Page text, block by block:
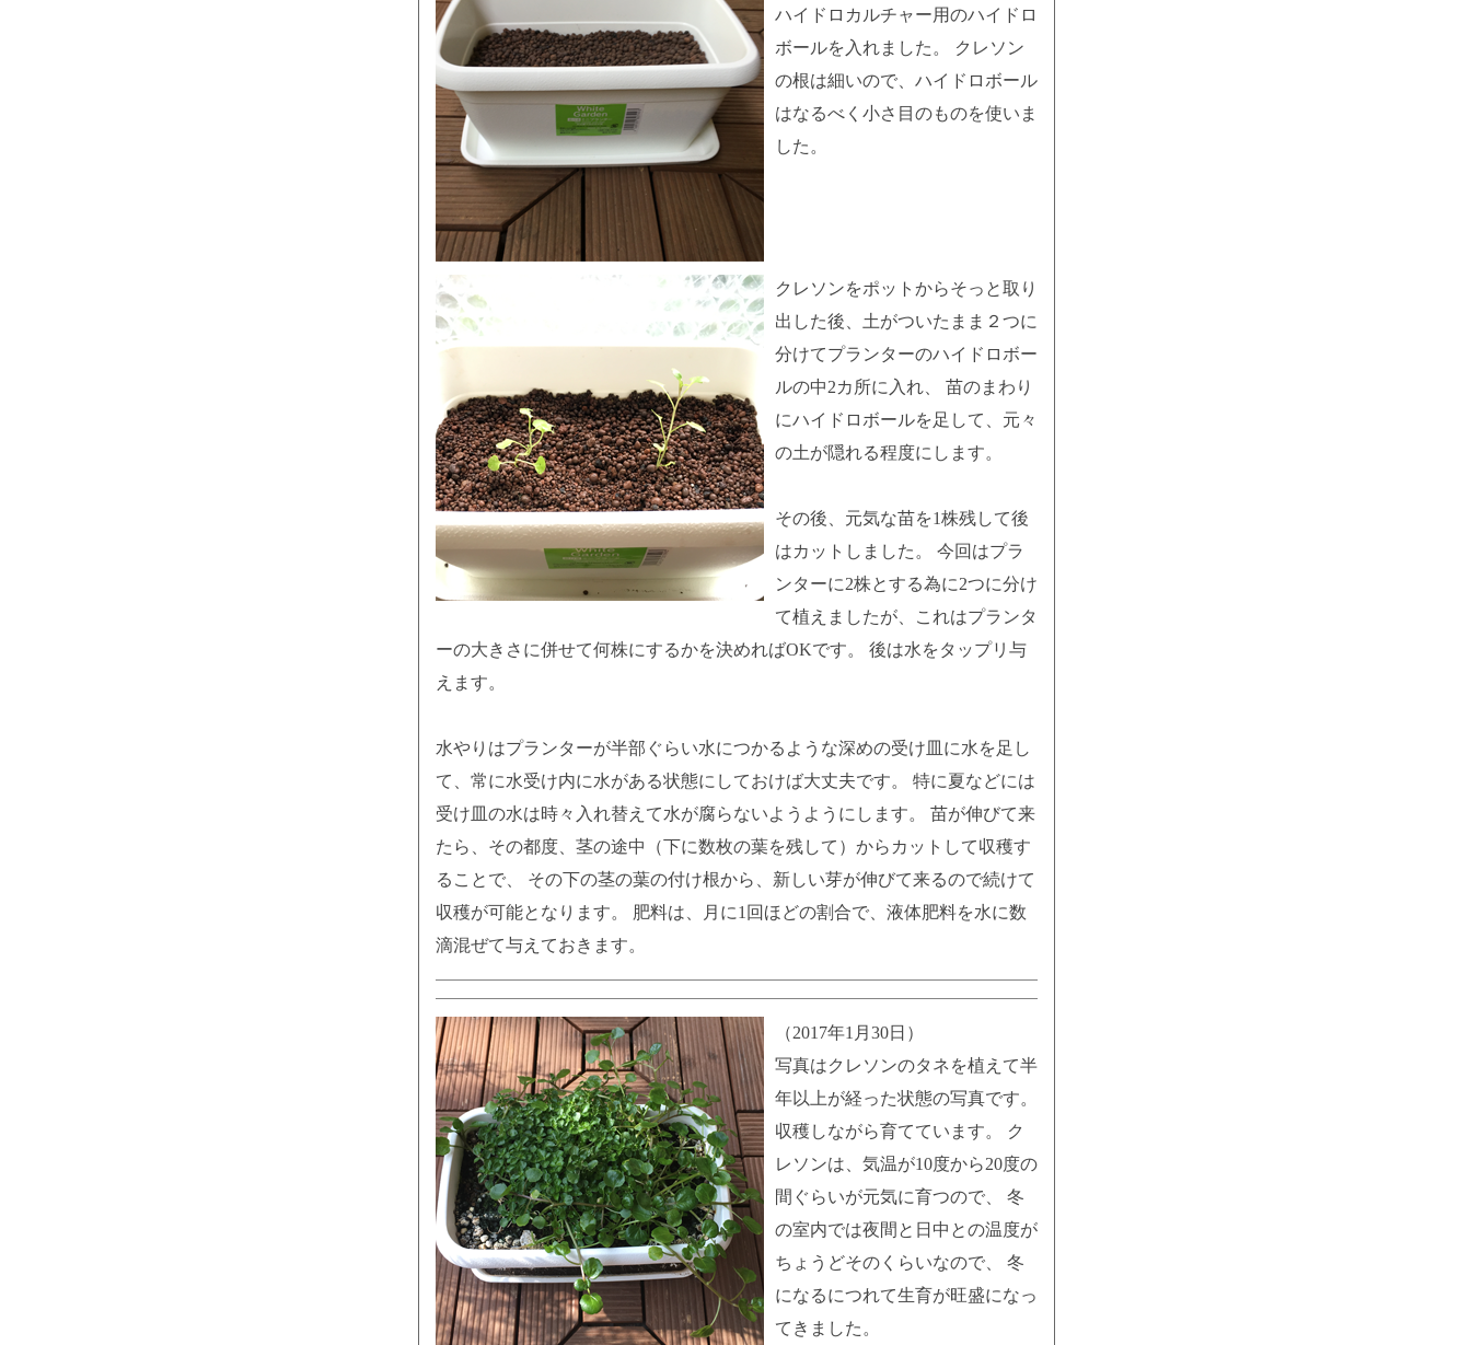
ハイドロカルチャー用のハイドロ
ボールを入れました。 クレソン
の根は細いので、ハイドロボール
はなるべく小さ目のものを使いま
した。
クレソンをポットからそっと取り
出した後、土がついたまま２つに
分けてプランターのハイドロボー
ルの中2カ所に入れ、 苗のまわり
にハイドロボールを足して、元々
の土が隠れる程度にします。
その後、元気な苗を1株残して後
はカットしました。 今回はプラ
ンターに2株とする為に2つに分け
て植えましたが、これはプランタ
ーの大きさに併せて何株にするかを決めればOKです。 後は水をタップリ与
えます。
水やりはプランターが半部ぐらい水につかるような深めの受け皿に水を足し
て、常に水受け内に水がある状態にしておけば大丈夫です。 特に夏などには
受け皿の水は時々入れ替えて水が腐らないようようにします。 苗が伸びて来
たら、その都度、茎の途中（下に数枚の葉を残して）からカットして収穫す
ることで、 その下の茎の葉の付け根から、新しい芽が伸びて来るので続けて
収穫が可能となります。 肥料は、月に1回ほどの割合で、液体肥料を水に数
滴混ぜて与えておきます。
（2017年1月30日）
写真はクレソンのタネを植えて半
年以上が経った状態の写真です。
収穫しながら育てています。 ク
レソンは、気温が10度から20度の
間ぐらいが元気に育つので、 冬
の室内では夜間と日中との温度が
ちょうどそのくらいなので、 冬
になるにつれて生育が旺盛になっ
てきました。